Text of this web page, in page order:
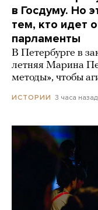
в Госдуму. Но
тем, кто идет
парламенты
В Петербурге в
летняя Марина
методы», чтобы
ИСТОРИИ 3 часа назад